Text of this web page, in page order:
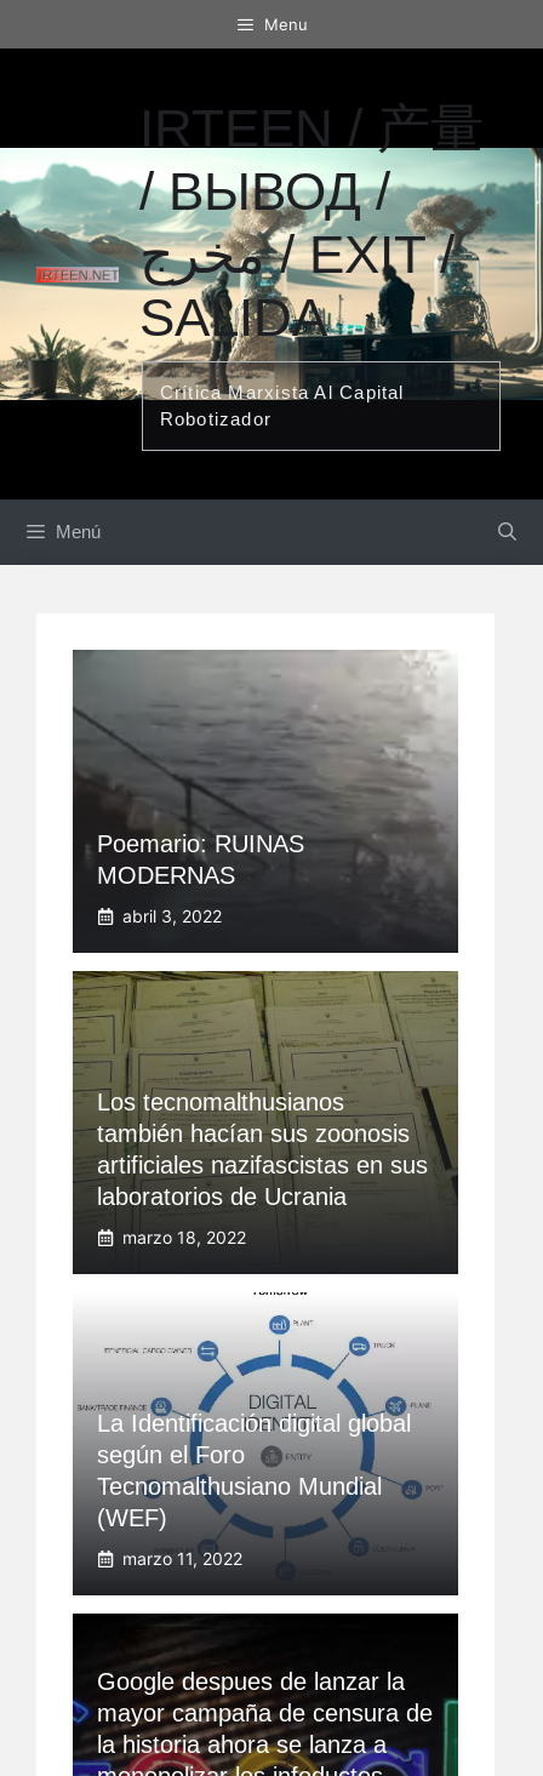
al
Menu
IRTEEN / 产量
/ ВЫВОД /
مخرج / EXIT /
SALIDA
Crítica Marxista Al Capital
Robotizador
Menú
Poemario: RUINAS
MODERNAS
abril 3, 2022
Los tecnomalthusianos
también hacían sus zoonosis
artificiales nazifascistas en sus
laboratorios de Ucrania
marzo 18, 2022
La Identificación digital global
según el Foro
Tecnomalthusiano Mundial
(WEF)
marzo 11, 2022
Google despues de lanzar la
mayor campaña de censura de
la historia ahora se lanza a